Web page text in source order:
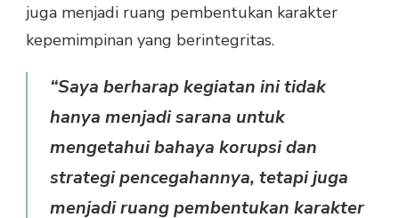
juga menjadi ruang pembentukan karakter
kepemimpinan yang berintegritas.
“Saya berharap kegiatan ini tidak
hanya menjadi sarana untuk
mengetahui bahaya korupsi dan
strategi pencegahannya, tetapi juga
menjadi ruang pembentukan karakter